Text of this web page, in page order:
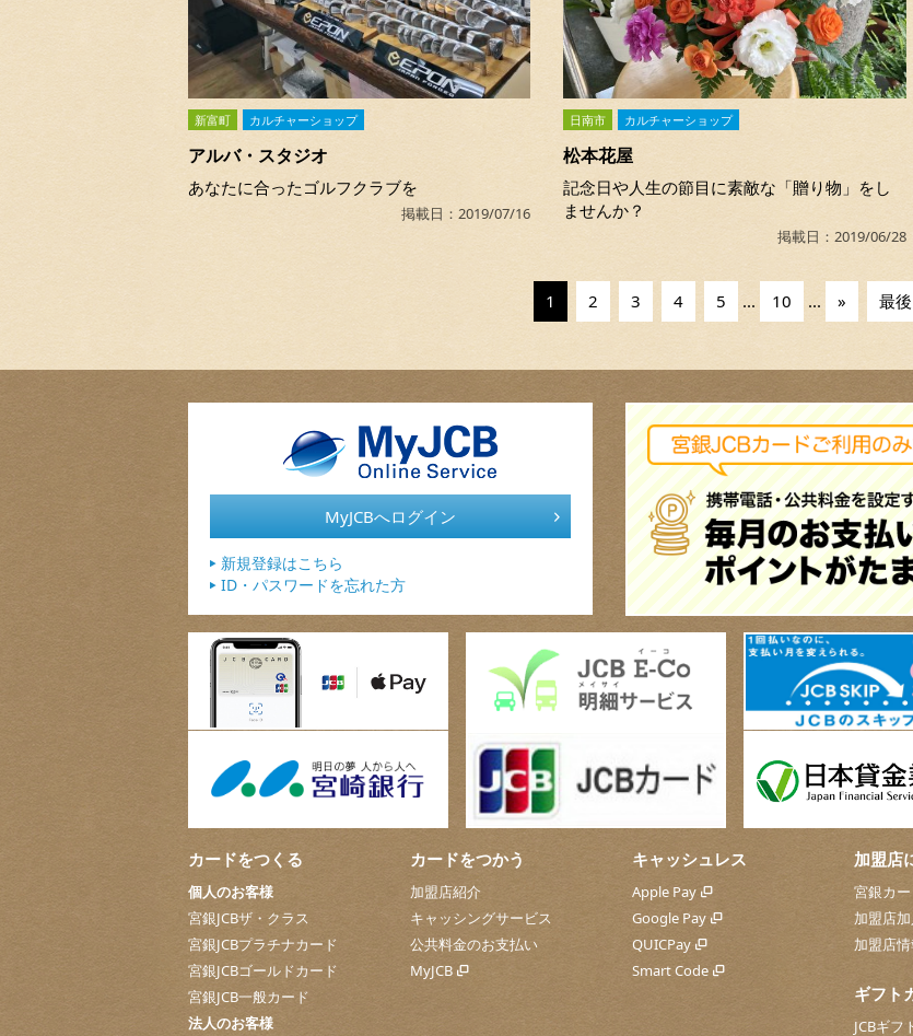
新富町 カルチャーショップ
アルバ・スタジオ
あなたに合ったゴルフクラブを
掲載日：2019/07/16
日南市 カルチャーショップ
松本花屋
記念日や人生の節目に素敵な「贈り物」をし
ませんか？
掲載日：2019/06/28
1 2 3 4 5 ... 10 ... » 最
MyJCBへログイン
新規登録はこちら
ID・パスワードを忘れた方
カードをつくる
個人のお客様
宮銀JCBザ・クラス
宮銀JCBプラチナカード
宮銀JCBゴールドカード
宮銀JCB一般カード
法人のお客様
カードをつかう
加盟店紹介
キャッシングサービス
公共料金のお支払い
MyJCB
キャッシュレス
Apple Pay
Google Pay
QUICPay
Smart Code
加盟店
宮銀カ
加盟店
加盟店
ギフト
JCBギフ